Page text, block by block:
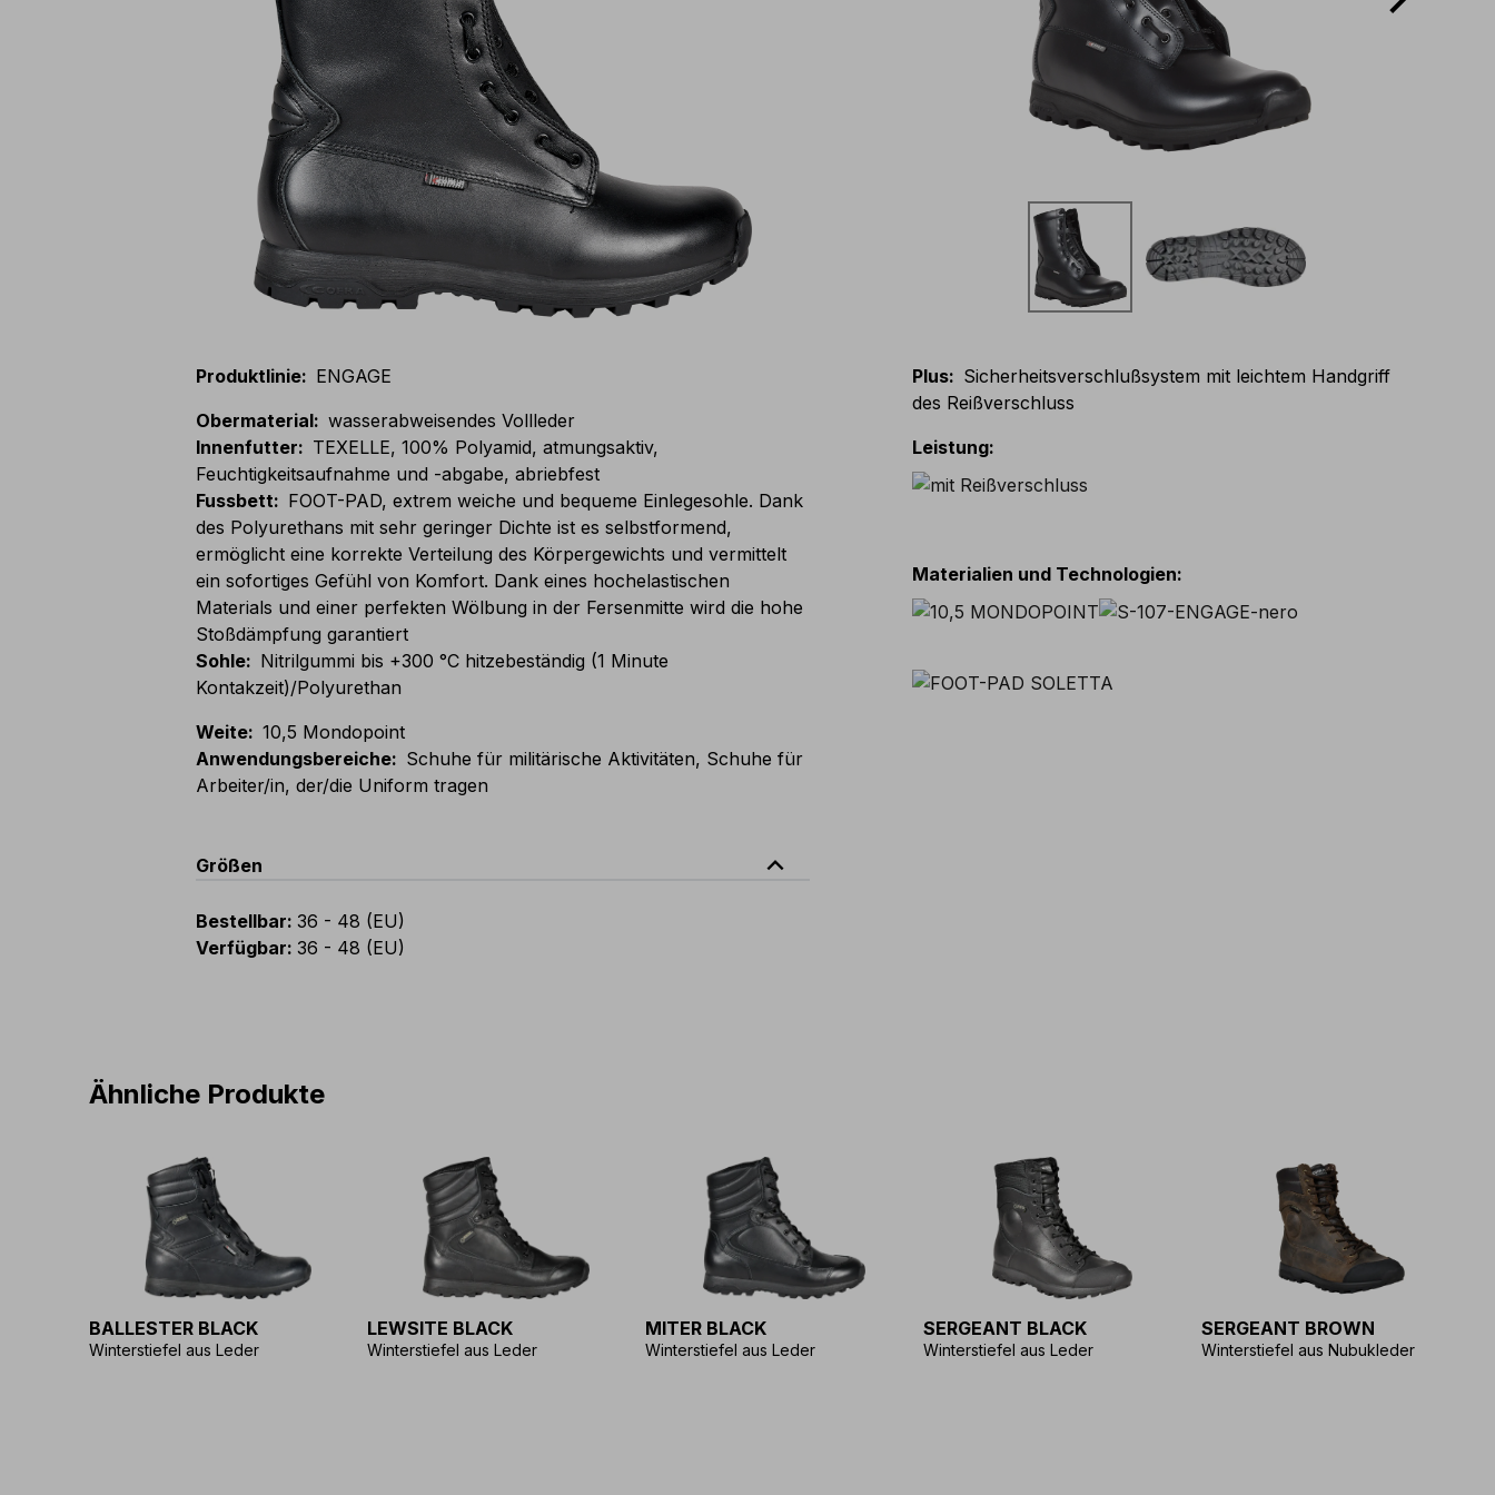
Produktlinie: ENGAGE
Obermaterial: wasserabweisendes Vollleder
Innenfutter: TEXELLE, 100% Polyamid, atmungsaktiv,
Feuchtigkeitsaufnahme und -abgabe, abriebfest
Fussbett: FOOT-PAD, extrem weiche und bequeme Einlegesohle. Dank
des Polyurethans mit sehr geringer Dichte ist es selbstformend,
ermöglicht eine korrekte Verteilung des Körpergewichts und vermittelt
ein sofortiges Gefühl von Komfort. Dank eines hochelastischen
Materials und einer perfekten Wölbung in der Fersenmitte wird die hohe
Stoßdämpfung garantiert
Sohle: Nitrilgummi bis +300 °C hitzebeständig (1 Minute
Kontakzeit)/Polyurethan
Weite: 10,5 Mondopoint
Anwendungsbereiche: Schuhe für militärische Aktivitäten, Schuhe für
Arbeiter/in, der/die Uniform tragen
Größen expand_less
Bestellbar: 36 - 48 (EU)
Verfügbar: 36 - 48 (EU)
Plus: Sicherheitsverschlußsystem mit leichtem Handgriff
des Reißverschluss
Leistung:
Materialien und Technologien:
Ähnliche Produkte
BALLESTER BLACK
Winterstiefel aus Leder
LEWSITE BLACK
Winterstiefel aus Leder
MITER BLACK
Winterstiefel aus Leder
SERGEANT BLACK
Winterstiefel aus Leder
SERGEANT BROWN
Winterstiefel aus Nubukleder